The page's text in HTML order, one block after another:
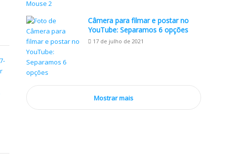
Câmera para filmar e postar no
YouTube: Separamos 6 opções
17 de julho de 2021
Mostrar mais